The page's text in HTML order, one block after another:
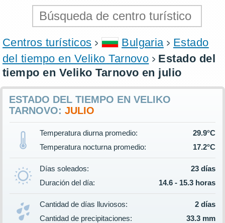
Centros turísticos Bulgaria
Estado
del tiempo en Veliko Tarnovo
Estado del
tiempo en Veliko Tarnovo en julio
ESTADO DEL TIEMPO EN VELIKO
TARNOVO: JULIO
Temperatura diurna promedio:
29.9°C
Temperatura nocturna promedio:
17.2°C
Días soleados:
23 días
Duración del día:
14.6 - 15.3 horas
Cantidad de días lluviosos:
2 días
Cantidad de precipitaciones:
33.3 mm